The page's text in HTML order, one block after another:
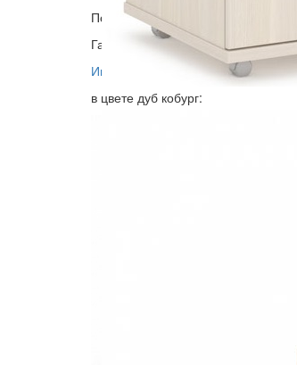
Поставляется в разобранном
Гарантия 12 месяцев.
Инструкция схема сборки
в цвете дуб кобург: